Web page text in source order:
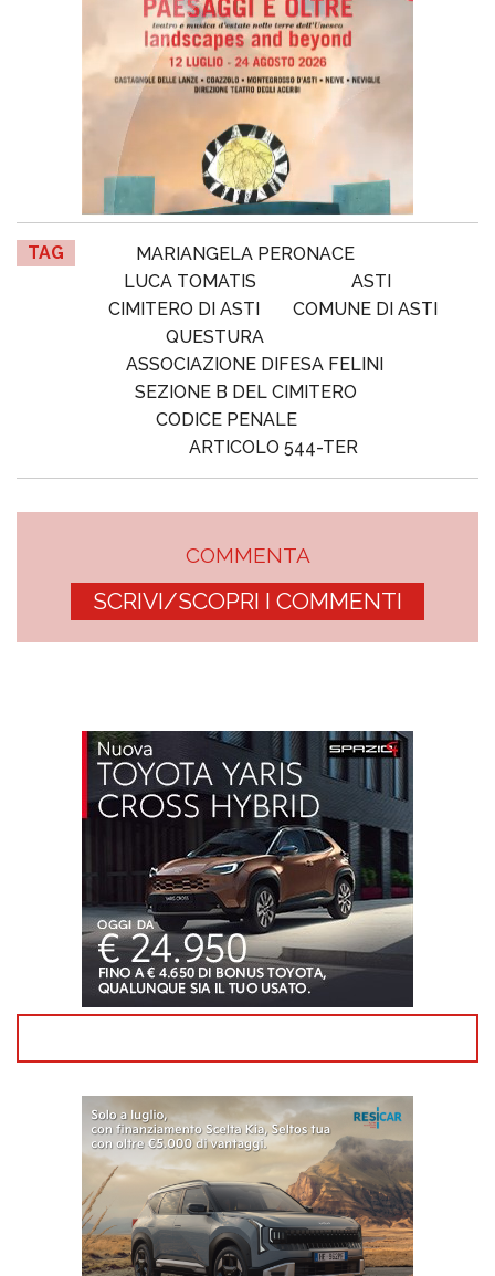
TAG
MARIANGELA PERONACE
LUCA TOMATIS
ASTI
CIMITERO DI ASTI
COMUNE DI ASTI
QUESTURA
ASSOCIAZIONE DIFESA FELINI
SEZIONE B DEL CIMITERO
CODICE PENALE
ARTICOLO 544-TER
COMMENTA
SCRIVI/SCOPRI I COMMENTI